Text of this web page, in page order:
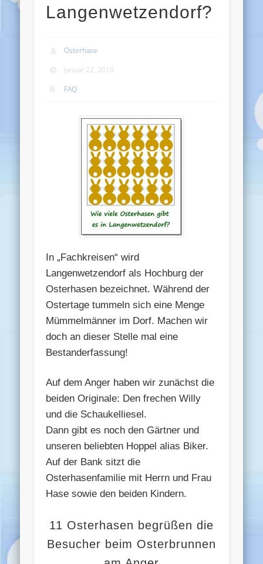
Langenwetzendorf?
Osterhase
Januar 22, 2010
FAQ
In „Fachkreisen“ wird
Langenwetzendorf als Hochburg der
Osterhasen bezeichnet. Während der
Ostertage tummeln sich eine Menge
Mümmelmänner im Dorf. Machen wir
doch an dieser Stelle mal eine
Bestanderfassung!
Auf dem Anger haben wir zunächst die
beiden Originale: Den frechen Willy
und die Schaukelliesel.
Dann gibt es noch den Gärtner und
unseren beliebten Hoppel alias Biker.
Auf der Bank sitzt die
Osterhasenfamilie mit Herrn und Frau
Hase sowie den beiden Kindern.
11 Osterhasen begrüßen die
Besucher beim Osterbrunnen